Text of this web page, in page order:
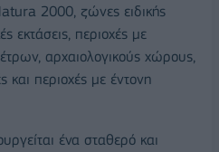
2000, ζώνες ειδικής
εκτάσεις, περιοχές με
αρχαιολογικούς χώρους,
και περιοχές με έντονη
ένα σταθερό και